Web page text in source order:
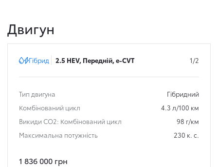
Двигун
Гібрид 2.5 HEV, Передній, e-CVT 1/2
Тип двигуна
Гібридний
Комбінований цикл
4.3 л/100 км
Викиди СО2: Комбінований цикл
98 г/км
Максимальна потужність
230 к. с.
1 836 000 грн